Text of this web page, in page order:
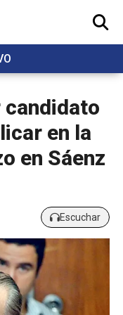
BUSCAR
candidato
en la
en Sáenz
Escuchar